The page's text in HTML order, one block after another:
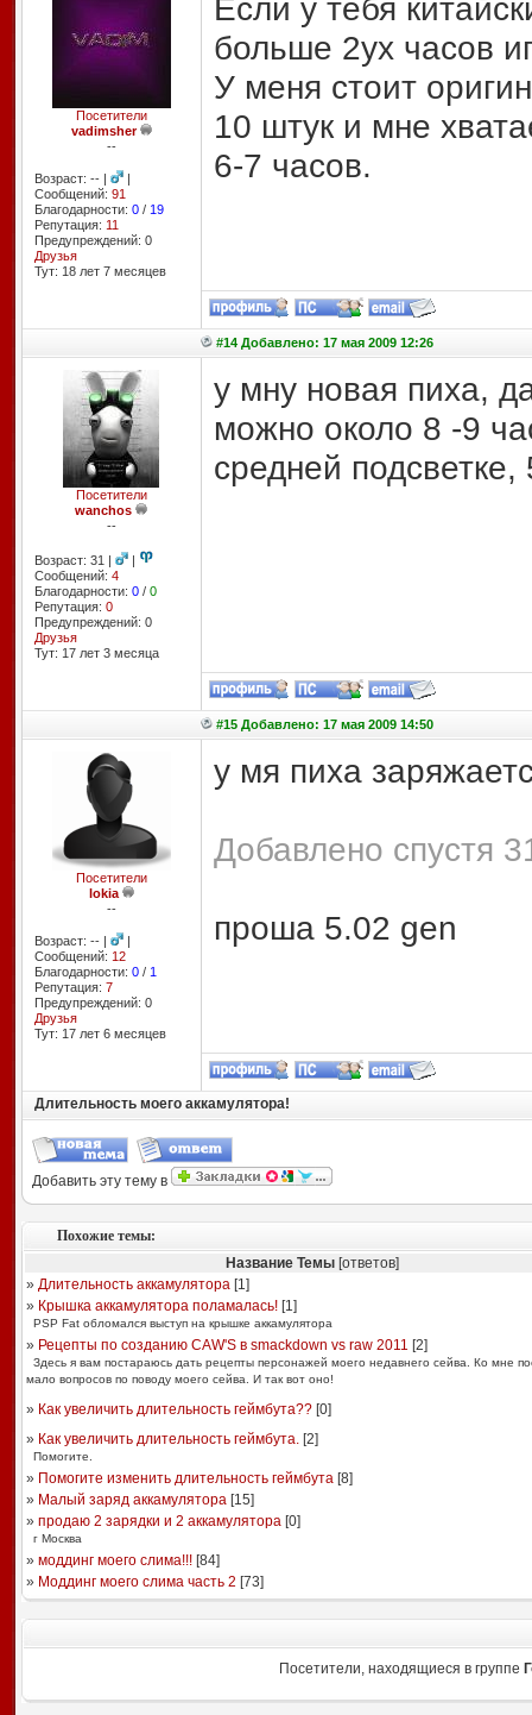
Посетители
vadimsher
--
Возраст: -- |
|
Сообщений: 91
Благодарности: 0/ 19
Репутация: 11
Предупреждений: 0
Друзья
Тут: 18 лет 7 месяцев
Если у тебя
больше 2ух часов
У меня стоит
10 штук и мне
6-7 часов.
#14 Добавлено: 17 мая 2009 12:26
Посетители
wanchos
--
Возраст: 31 |
|
Сообщений: 4
Благодарности: 0/ 0
Репутация: 0
Предупреждений: 0
Друзья
Тут: 17 лет 3 месяцa
у мну новая пиха,
можно около 8 -9
средней подсветке,
#15 Добавлено: 17 мая 2009 14:50
Посетители
lokia
--
Возраст: -- |
|
Сообщений: 12
Благодарности: 0/ 1
Репутация: 7
Предупреждений: 0
Друзья
Тут: 17 лет 6 месяцев
у мя пиха
Добавлено спустя
проша 5.02 gen
Длительность моего аккамулятора!
Добавить эту тему в
Похожие темы:
Название Темы[ответов]
» Длительность аккамулятора[1]
» Крышка аккамулятора поламалась![1]
PSP Fat обломался выступ на крышке аккамулятора
» Рецепты по созданию CAW'S в smackdown vs raw 2011 [2]
Здесь я вам постараюсь дать рецепты персонажей моего недавнего сейва. Ко мне
мало вопросов по поводу моего сейва. И так вот оно!
» Как увеличить длительность геймбута??[0]
» Как увеличить длительность геймбута.[2]
Помогите.
» Помогите изменить длительность геймбута[8]
» Малый заряд аккамулятора[15]
» продаю 2 зарядки и 2 аккамулятора[0]
г Москва
» моддинг моего слима!!![84]
» Моддинг моего слима часть 2 [73]
Посетители, находящиеся в группе